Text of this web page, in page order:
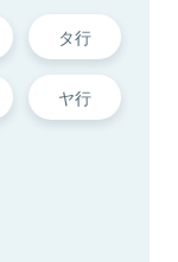
タ行
ヤ行